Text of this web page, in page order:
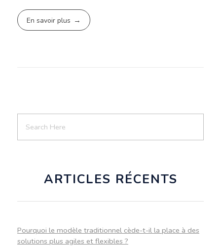
En savoir plus
ARTICLES RÉCENTS
Pourquoi le modèle traditionnel cède-t-il la place à des
solutions plus agiles et flexibles ?